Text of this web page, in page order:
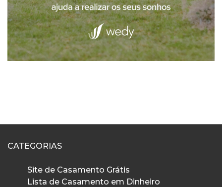
CATEGORIAS
Site de Casamento Grátis
Lista de Casamento em Dinheiro